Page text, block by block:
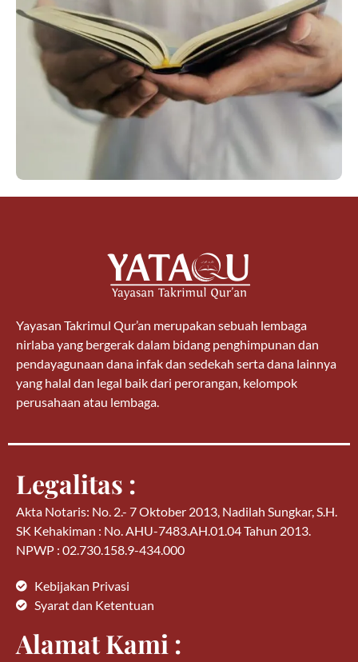
Yayasan Takrimul Qur’an merupakan sebuah lembaga
nirlaba yang bergerak dalam bidang penghimpunan dan
pendayagunaan dana infak dan sedekah serta dana lainnya
yang halal dan legal baik dari perorangan, kelompok
perusahaan atau lembaga.
Legalitas :
Akta Notaris: No. 2.- 7 Oktober 2013, Nadilah Sungkar, S.H.
SK Kehakiman : No. AHU-7483.AH.01.04 Tahun 2013.
NPWP : 02.730.158.9-434.000
Kebijakan Privasi
Syarat dan Ketentuan
Alamat Kami :